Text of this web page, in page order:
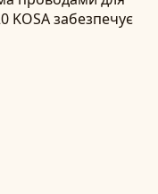
KOSA забезпечує